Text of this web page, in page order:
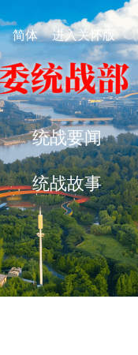
简体 进入关怀版
统战要闻
统战故事